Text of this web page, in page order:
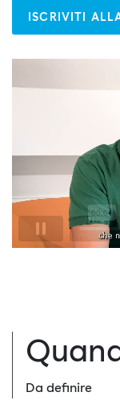
ISCRIVITI
Da definire